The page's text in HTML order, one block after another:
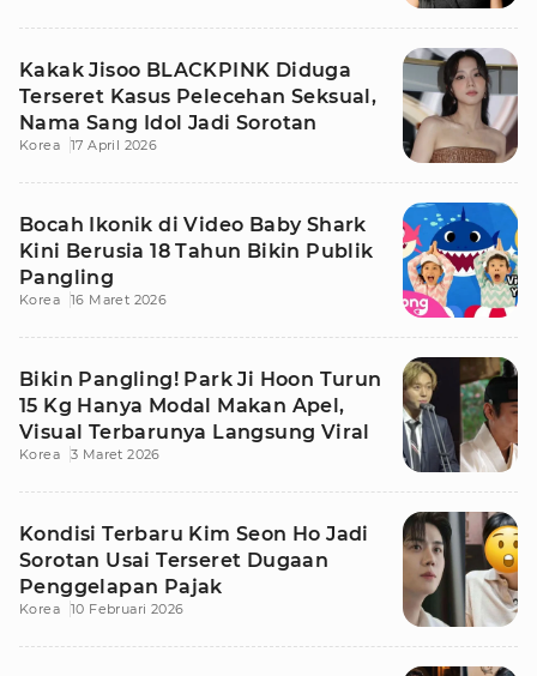
Kakak Jisoo BLACKPINK Diduga
Terseret Kasus Pelecehan Seksual,
Nama Sang Idol Jadi Sorotan
Korea 17 April 2026
Bocah Ikonik di Video Baby Shark
Kini Berusia 18 Tahun Bikin Publik
Pangling
Korea 16 Maret 2026
Bikin Pangling! Park Ji Hoon Turun
15 Kg Hanya Modal Makan Apel,
Visual Terbarunya Langsung Viral
Korea 3 Maret 2026
Kondisi Terbaru Kim Seon Ho Jadi
Sorotan Usai Terseret Dugaan
Penggelapan Pajak
Korea 10 Februari 2026